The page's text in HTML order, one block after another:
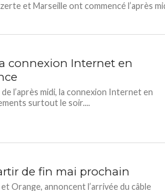
et Marseille ont commencé l’après
connexion Internet en
l’après midi, la connexion Internet en
surtout le soir....
de fin mai prochain
Orange, annoncent l’arrivée du câble